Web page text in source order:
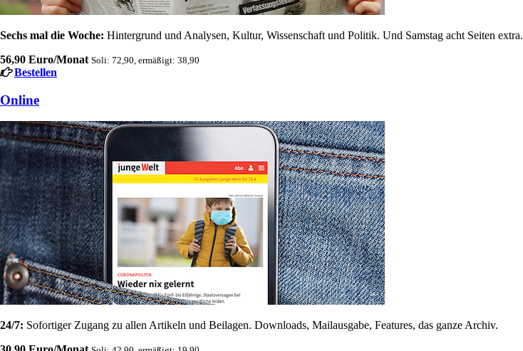
Sechs mal die Woche: Hintergrund und Analysen, Kultur, Wissenschaft und Politik. Und Samstag acht Seiten extra.
56,90 Euro/Monat Soli: 72,90, ermäßigt: 38,90
Bestellen
Online
24/7: Sofortiger Zugang zu allen Artikeln und Beilagen. Downloads, Mailausgabe, Features, das ganze Archiv.